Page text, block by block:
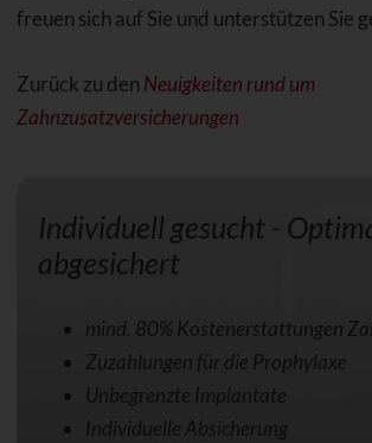
freuen sich auf Sie und unterstützen Sie
Zurück zu den Neuigkeiten rund um
Zahnzusatzversicherungen
Individuell gesucht -
abgesichert
mind. 80% Kostenerstattungen
Zuzahlungen für die Prophylaxe
Unbegrenzte Implantate
Individuelle Absicherung